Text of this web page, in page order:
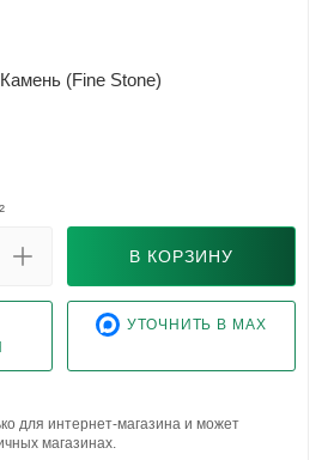
Камень (Fine Stone)
В КОРЗИНУ
УТОЧНИТЬ В MAX
для интернет-магазина и может
магазинах.